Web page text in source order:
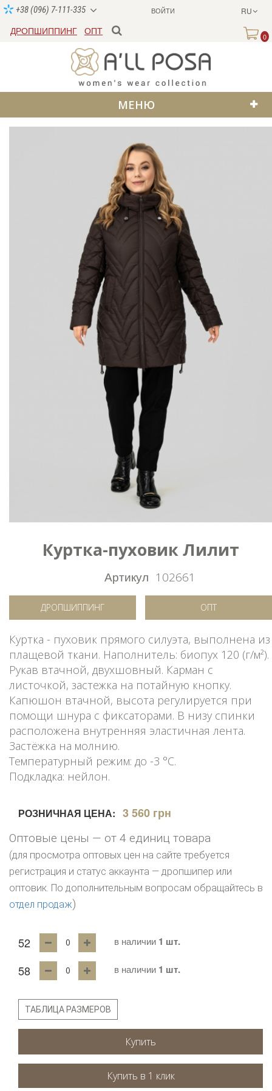
ВОЙТИ RU
+38 (096) 7-111-335
ДРОПШИППИНГ ОПТ
0
МЕНЮ
Куртка-пуховик Лилит
Артикул 102661
ДРОПШИППИНГ ОПТ
Куртка - пуховик прямого силуэта, выполнена из
плащевой ткани. Наполнитель: биопух 120 (г/м²).
Рукав втачной, двухшовный. Карман с
листочкой, застежка на потайную кнопку.
Капюшон втачной, высота регулируется при
помощи шнура с фиксаторами. В низу спинки
расположена внутренняя эластичная лента.
Застёжка на молнию.
Температурный режим: до -3 °C.
Подкладка: нейлон.
РОЗНИЧНАЯ ЦЕНА: 3 560 грн
Оптовые цены — от 4 единиц товара
(для просмотра оптовых цен на сайте требуется
регистрация и статус аккаунта — дропшипер или
оптовик. По дополнительным вопросам обращайтесь в
отдел продаж)
52 в наличии 1 шт.
58 в наличии 1 шт.
ТАБЛИЦА РАЗМЕРОВ
Купить